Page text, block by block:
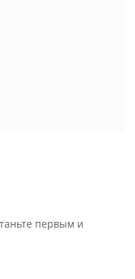
первым и